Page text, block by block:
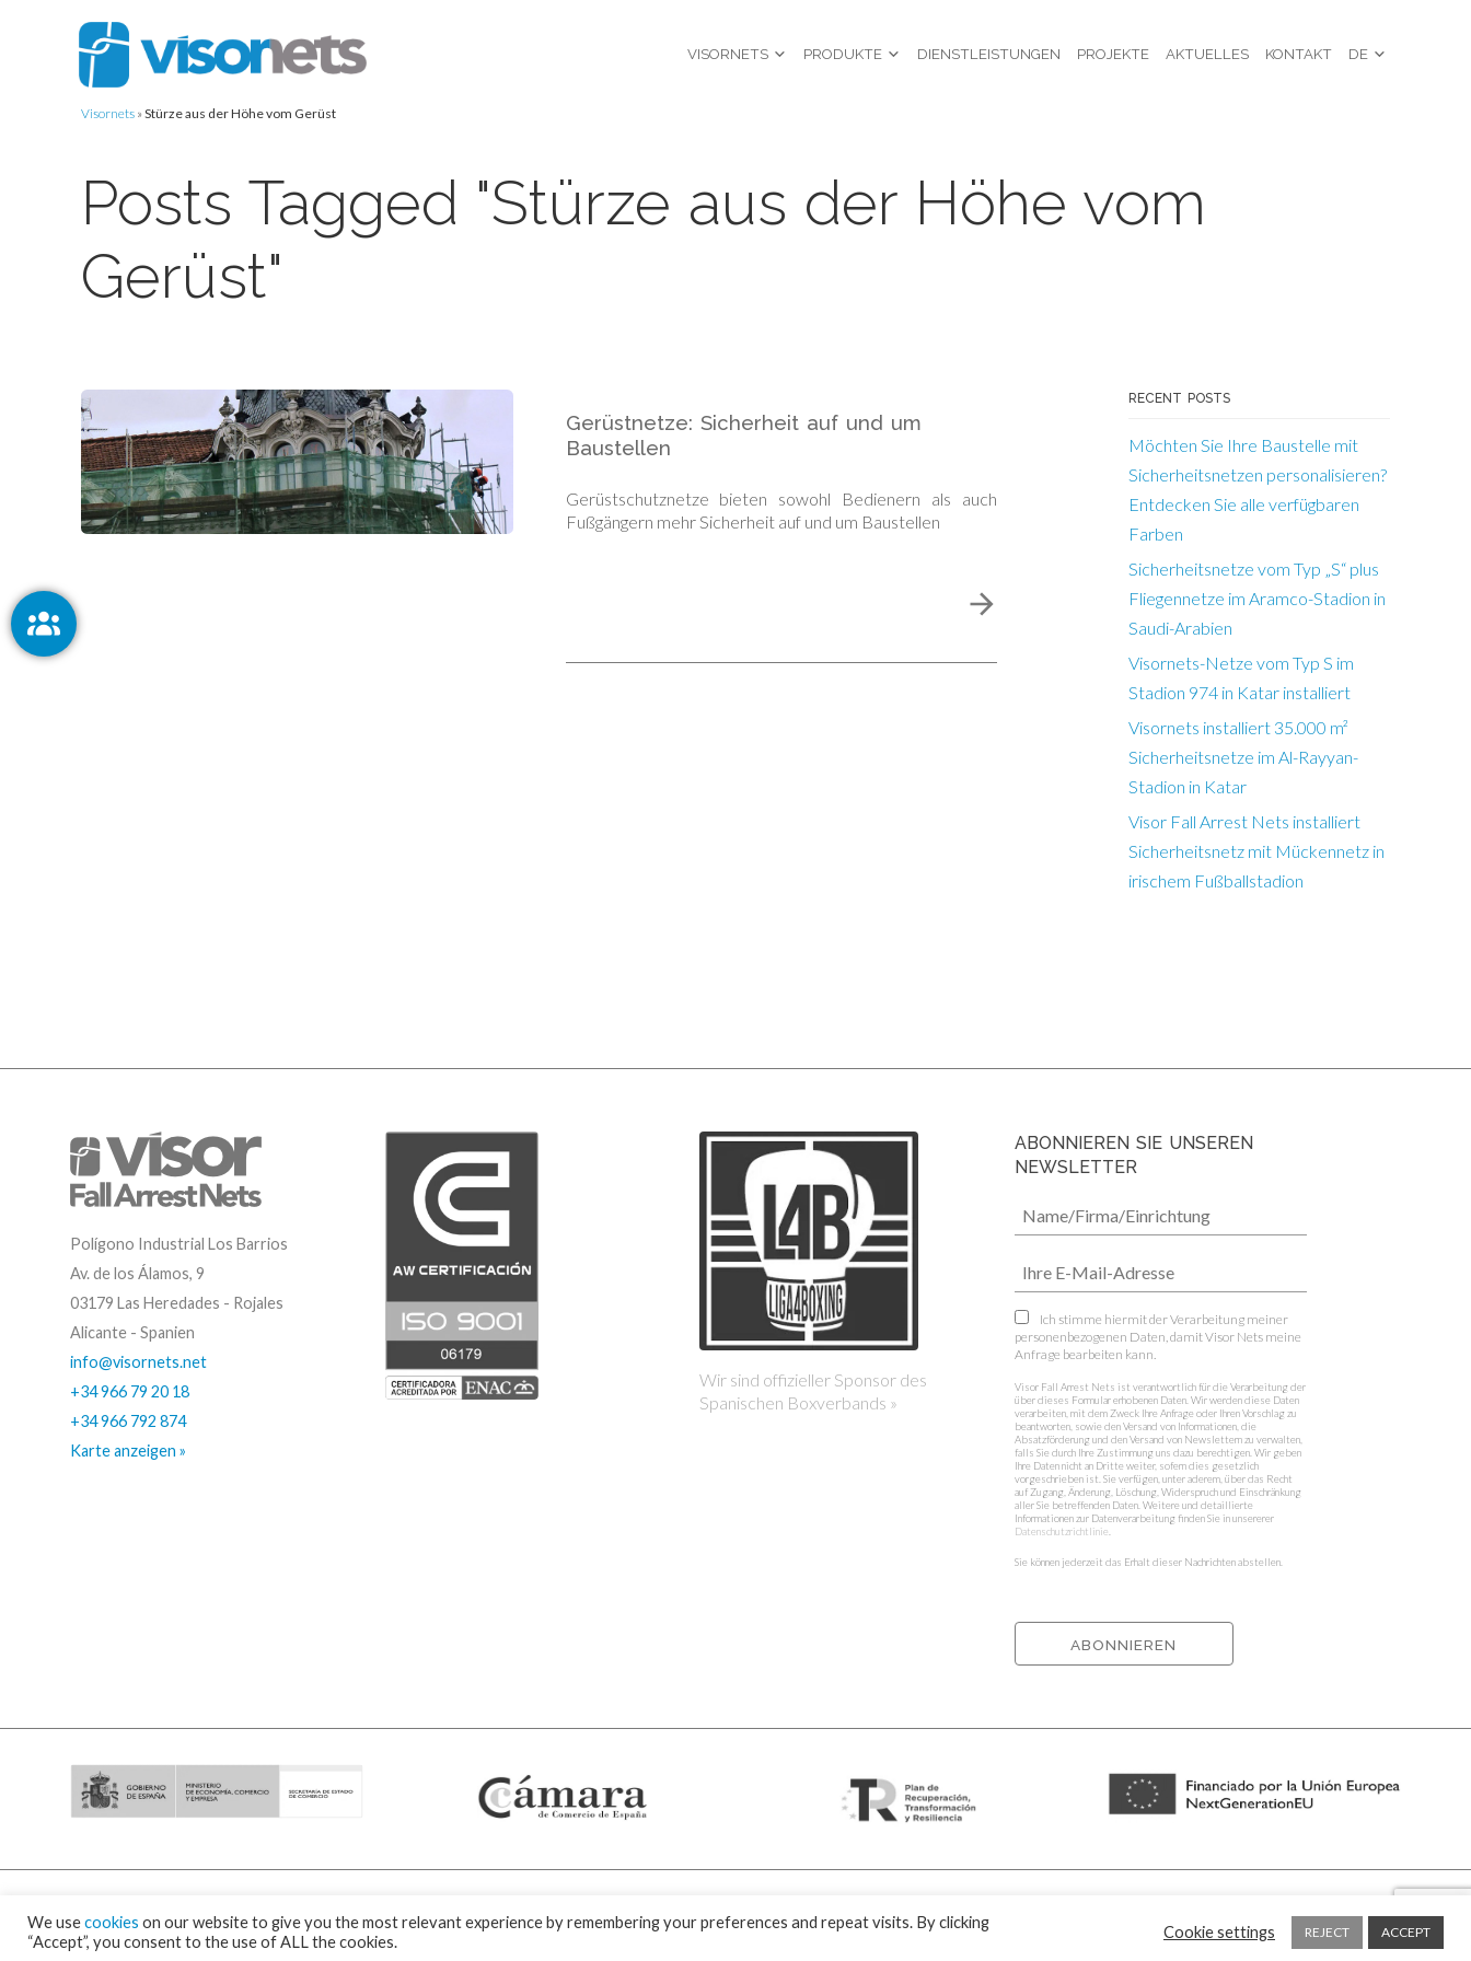
VISORNETS PRODUKTE DIENSTLEISTUNGEN PROJEKTE AKTUELLES KONTAKT DE
Visornets »Stürze aus der Höhe vom Gerüst
Posts Tagged "Stürze aus der Höhe vom
Gerüst"
Gerüstnetze: Sicherheit auf und um
Baustellen
Gerüstschutznetze bieten sowohl Bedienern als auch
Fußgängern mehr Sicherheit auf und um Baustellen
RECENT POSTS
Möchten Sie Ihre Baustelle mit
Sicherheitsnetzen personalisieren?
Entdecken Sie alle verfügbaren
Farben
Sicherheitsnetze vom Typ „S“ plus
Fliegennetze im Aramco-Stadion in
Saudi-Arabien
Visornets-Netze vom Typ S im
Stadion 974 in Katar installiert
Visornets installiert 35.000 m²
Sicherheitsnetze im Al-Rayyan-
Stadion in Katar
Visor Fall Arrest Nets installiert
Sicherheitsnetz mit Mückennetz in
irischem Fußballstadion
Polígono Industrial Los Barrios
Av. de los Álamos, 9
03179 Las Heredades - Rojales
Alicante - Spanien
info@visornets.net
+34 966 79 20 18
+34 966 792 874
Karte anzeigen »
Wir sind offizieller Sponsor des
Spanischen Boxverbands »
ABONNIEREN SIE UNSEREN
NEWSLETTER
Ich stimme hiermit der Verarbeitung meiner
personenbezogenen Daten, damit Visor Nets meine
Anfrage bearbeiten kann.
Visor Fall Arrest Nets ist verantwortlich für die Verarbeitung der
über dieses Formular erhobenen Daten. Wir werden diese Daten
verarbeiten, mit dem Zweck Ihre Anfrage oder Ihren Vorschlag zu
beantworten, sowie den Versand von Informationen, die
Absatzförderung und den Versand von Newslettern zu verwalten,
falls Sie durch Ihre Zustimmung uns dazu berechtigen. Wir geben
Ihre Daten nicht an Dritte weiter, sofern dies gesetzlich
vorgeschrieben ist. Sie verfügen, unter aderem, über das Recht
auf Zugang, Änderung, Löschung, Widerspruch und Einschränkung
aller Sie betreffenden Daten. Weitere und detaillierte
Informationen zur Datenverarbeitung finden Sie in unsererer
Datenschutzrichtlinie
Sie können jederzeit das Erhalt dieser Nachrichten abstellen.
© 2026 Visornets – Visor Fall Arrest Nets ⁃ Política de cookies y protección de datos Condiciones de envío⁃ Design byIxotype
We usecookies on our website to give you the most relevant experience by remembering your preferences and repeat visits. By clicking
“Accept”, you consent to the use of ALL the cookies.
Cookie settings REJECT ACCEPT